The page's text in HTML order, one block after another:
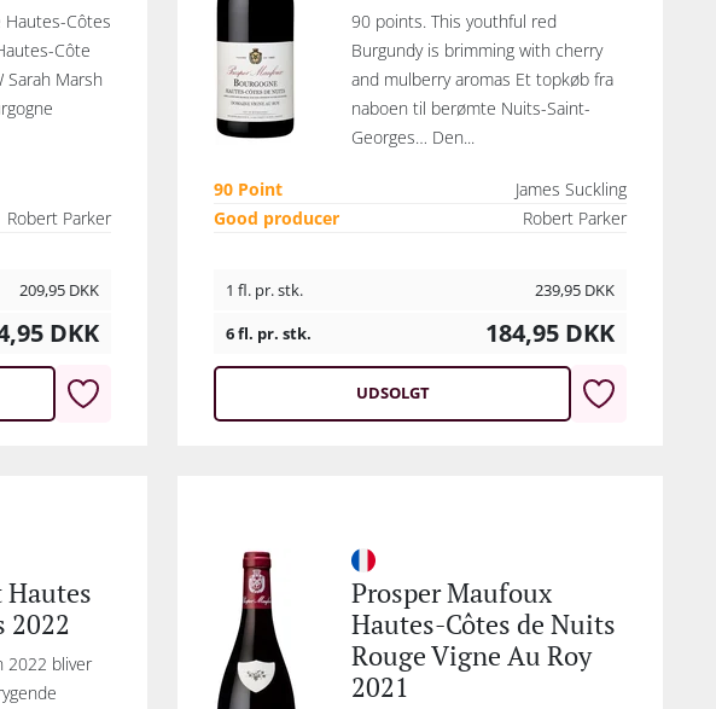
Hautes-Côtes
Côte
Sarah Marsh
Robert Parker
209,95 DKK
DKK
90 points. This youthful red
Burgundy is brimming with cherry
and mulberry aromas Et topkøb fra
naboen til berømte Nuits-Saint-
Georges… Den...
90 Point
James Suckling
Good producer
Robert Parker
1 fl. pr. stk. 239,95 DKK
6 fl. pr. stk.
184,95 DKK
UDSOLGT
Hautes
2022
2022 bliver
Prosper Maufoux
Hautes-Côtes de Nuits
Rouge Vigne Au Roy
2021